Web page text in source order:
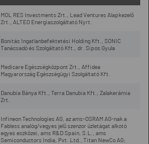
MOL RES Investments Zrt., Lead Ventures Alapkezelő
Zrt., ALTEO Energiaszolgáltató Nyrt.
Bonitás Ingatlanbefektetési Holding Kft., SONIC
Tanácsadó és Szolgáltató Kft., dr. Sipos Gyula
Medicare Egészségközpont Zrt., Affidea
Magyarország Egészségügyi Szolgáltató Kft.
Danubia Bánya Kft., Terra Danubia Kft., Zalakerámia
Zrt.
Infineon Technologies AG, az ams-OSRAM AG-nak a
Fabless analóg/vegyes jelű szenzor üzletágat alkotó
egyes eszközei, ams R&D Spain, S.L., ams
Semiconductors India, Pvt. Ltd., Titan NewCo AG;